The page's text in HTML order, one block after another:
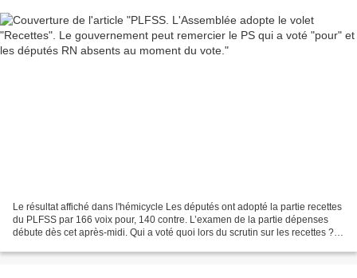
Le résultat affiché dans l'hémicycle Les députés ont adopté la partie recettes
du PLFSS par 166 voix pour, 140 contre. L’examen de la partie dépenses
débute dès cet après-midi. Qui a voté quoi lors du scrutin sur les recettes ?